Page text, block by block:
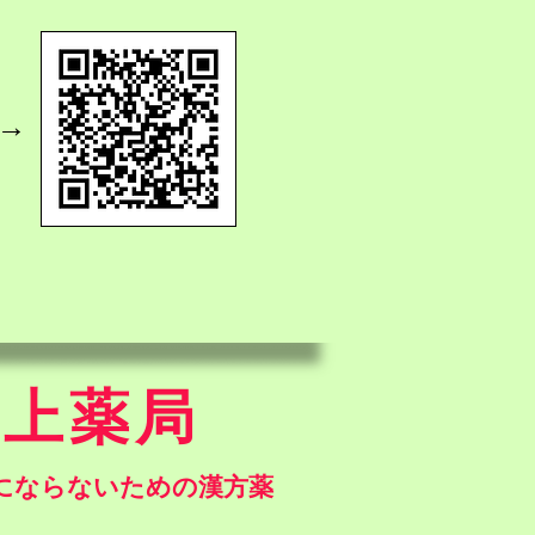
薬局
ならないための漢方薬